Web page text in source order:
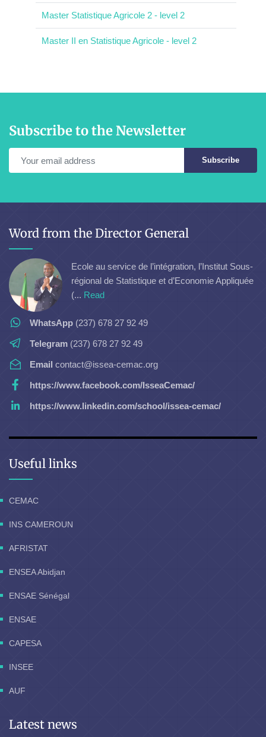
Master Statistique Agricole 2 - level 2
Master II en Statistique Agricole - level 2
Subscribe to the Newsletter
Subscribe
Word from the Director General
Ecole au service de l’intégration, l’Institut Sous-
régional de Statistique et d’Economie Appliquée
(... Read
WhatsApp (237) 678 27 92 49
Telegram (237) 678 27 92 49
Email contact@issea-cemac.org
https://www.facebook.com/IsseaCemac/
https://www.linkedin.com/school/issea-cemac/
Useful links
CEMAC
INS CAMEROUN
AFRISTAT
ENSEA Abidjan
ENSAE Sénégal
ENSAE
CAPESA
INSEE
AUF
Latest news